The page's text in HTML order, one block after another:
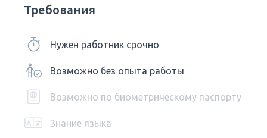
Требования
Нужен работник срочно
Возможно без опыта работы
Возможно по биометрическому паспорту
Знание языка